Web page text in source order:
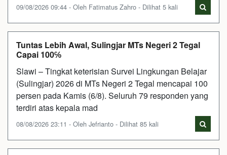
09/08/2026 09:44 - Oleh Fatimatus Zahro - Dilihat 5 kali
Tuntas Lebih Awal, Sulingjar MTs Negeri 2 Tegal
Capai 100℅
Slawi – Tingkat keterisian Survei Lingkungan Belajar
(Sulingjar) 2026 di MTs Negeri 2 Tegal mencapai 100
persen pada Kamis (6/8). Seluruh 79 responden yang
terdiri atas kepala mad
08/08/2026 23:11 - Oleh Jefrianto - Dilihat 85 kali